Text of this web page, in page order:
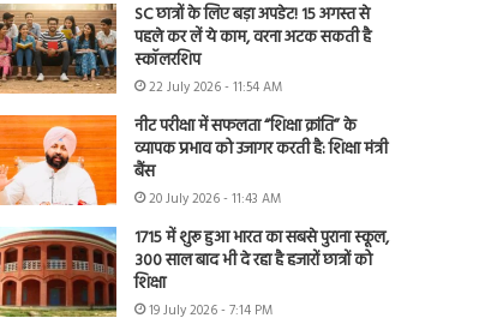
SC छात्रों के लिए बड़ा अपडेट! 15 अगस्त से
पहले कर लें ये काम, वरना अटक सकती है
स्कॉलरशिप
22 July 2026 - 11:54 AM
नीट परीक्षा में सफलता “शिक्षा क्रांति” के
व्यापक प्रभाव को उजागर करती है: शिक्षा मंत्री
बैंस
20 July 2026 - 11:43 AM
1715 में शुरू हुआ भारत का सबसे पुराना स्कूल,
300 साल बाद भी दे रहा है हजारों छात्रों को
शिक्षा
19 July 2026 - 7:14 PM